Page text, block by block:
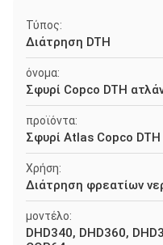
Τύπος:
Διάτρηση DTH
όνομα:
Σφυρί Copco DTH
προϊόντα:
Σφυρί Atlas Copco DTH
Χρήση:
Διάτρηση φρεατίων
μοντέλο:
DHD340, DHD360,